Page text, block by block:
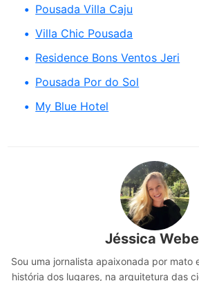
Pousada Villa Caju
Villa Chic Pousada
Residence Bons Ventos Jeri
Pousada Por do Sol
My Blue Hotel
Jéssica
Sou uma jornalista apaixonada por mato
história dos lugares, na arquitetura das